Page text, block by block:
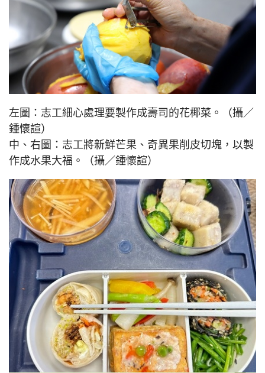
左圖：志工細心處理要製作成壽司的花椰菜。（攝／
鍾懷諠）
中、右圖：志工將新鮮芒果、奇異果削皮切塊，以製
作成水果大福。（攝／鍾懷諠）